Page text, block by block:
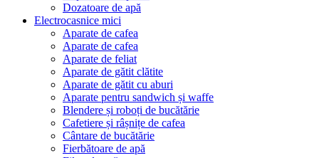
Dozatoare de aрă
Electrocasnice mici
Aparate de cafea
Aparate de cafea
Aparate de feliat
Aparate de gătit clătite
Aparate de gătit cu aburi
Aparate pentru sandwich și waffe
Blendere și roboți de bucătărie
Cafetiere și râșnițe de cafea
Cântare de bucătărie
Fierbătoare de apă